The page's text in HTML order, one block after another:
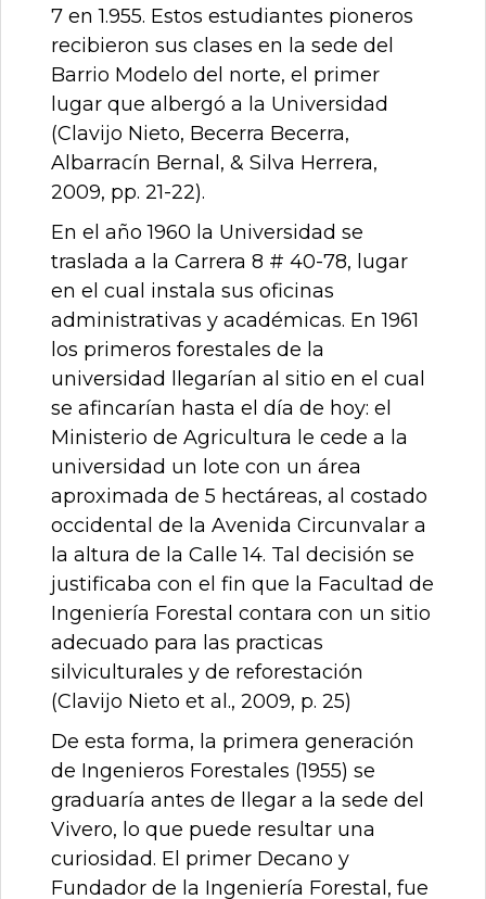
7 en 1.955. Estos estudiantes pioneros
recibieron sus clases en la sede del
Barrio Modelo del norte, el primer
lugar que albergó a la Universidad
(Clavijo Nieto, Becerra Becerra,
Albarracín Bernal, & Silva Herrera,
2009, pp. 21-22).
En el año 1960 la Universidad se
traslada a la Carrera 8 # 40-78, lugar
en el cual instala sus oficinas
administrativas y académicas. En 1961
los primeros forestales de la
universidad llegarían al sitio en el cual
se afincarían hasta el día de hoy: el
Ministerio de Agricultura le cede a la
universidad un lote con un área
aproximada de 5 hectáreas, al costado
occidental de la Avenida Circunvalar a
la altura de la Calle 14. Tal decisión se
justificaba con el fin que la Facultad de
Ingeniería Forestal contara con un sitio
adecuado para las practicas
silviculturales y de reforestación
(Clavijo Nieto et al., 2009, p. 25)
De esta forma, la primera generación
de Ingenieros Forestales (1955) se
graduaría antes de llegar a la sede del
Vivero, lo que puede resultar una
curiosidad. El primer Decano y
Fundador de la Ingeniería Forestal, fue